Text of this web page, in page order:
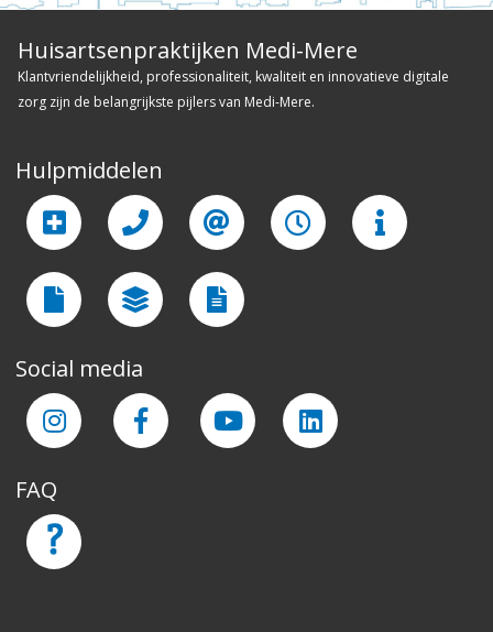
Huisartsenpraktijken Medi-Mere
Klantvriendelijkheid, professionaliteit, kwaliteit en innovatieve digitale
zorg zijn de belangrijkste pijlers van Medi-Mere.
Hulpmiddelen
Social media
FAQ